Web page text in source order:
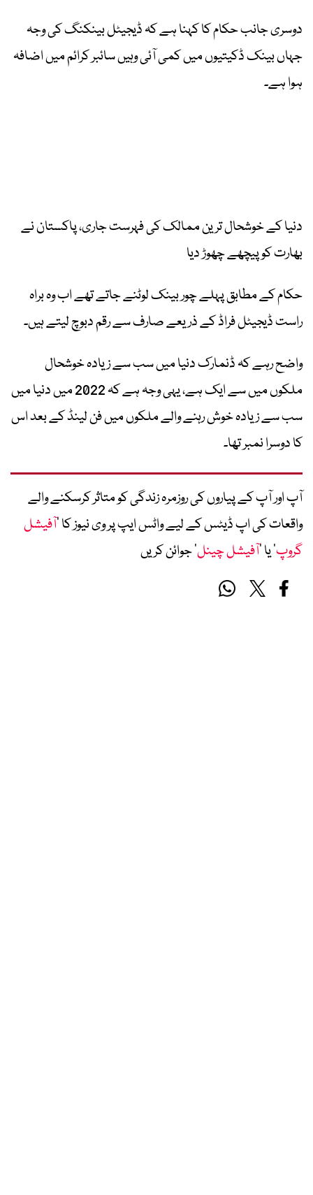
دوسری جانب حکام کا کہنا ہے کہ ڈیجیٹل بینکنگ کی وجہ
جہاں بینک ڈکیتیوں میں کمی آئی وہیں سائبر کرائم میں اضافہ
ہوا ہے۔
دنیا کے خوشحال ترین ممالک کی فہرست جاری، پاکستان نے
بھارت کو پیچھے چھوڑ دیا
حکام کے مطابق پہلے چور بینک لوٹنے جاتے تھے اب وہ براہ
راست ڈیجیٹل فراڈ کے ذریعے صارف سے رقم دبوچ لیتے ہیں۔
واضح رہے کہ ڈنمارک دنیا میں سب سے زیادہ خوشحال
ملکوں میں سے ایک ہے، یہی وجہ ہے کہ 2022 میں دنیا میں
سب سے زیادہ خوش رہنے والے ملکوں میں فن لینڈ کے بعد اس
کا دوسرا نمبر تھا۔
آپ اور آپ کے پیاروں کی روزمرہ زندگی کو متاثر کرسکنے والے
واقعات کی اپ ڈیٹس کے لیے واٹس ایپ پر وی نیوز کا ’آفیشل
گروپ‘ یا ’آفیشل چینل‘ جوائن کریں